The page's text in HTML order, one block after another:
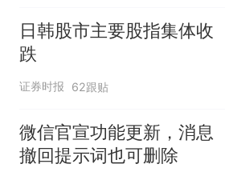
日韩股市主要股指集体收
跌
证券时报 62跟贴
微信官宣功能更新，消息
撤回提示词也可删除